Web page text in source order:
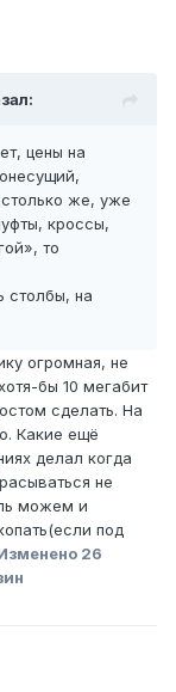
цены на
же, уже
кроссы,
то
столбы, на
огромная, не
бы 10 мегабит
сделать. На
Какие ещё
делал когда
не
можем и
под
26